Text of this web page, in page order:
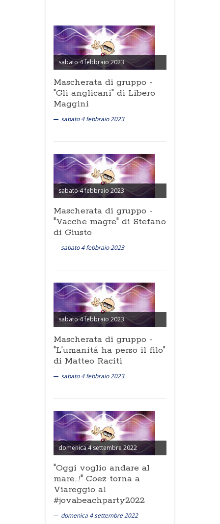
sabato 4 febbraio 2023
Mascherata di gruppo -
"Gli anglicani" di Libero
Maggini
sabato 4 febbraio 2023
sabato 4 febbraio 2023
Mascherata di gruppo -
"Vacche magre" di Stefano
di Giusto
sabato 4 febbraio 2023
sabato 4 febbraio 2023
Mascherata di gruppo -
"L'umanitá ha perso il filo"
di Matteo Raciti
sabato 4 febbraio 2023
domenica 4 settembre 2022
"Oggi voglio andare al
mare...!" Coez torna a
Viareggio al
#jovabeachparty2022
domenica 4 settembre 2022